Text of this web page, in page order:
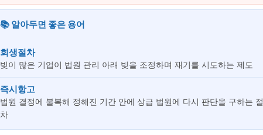
📚 알아두면 좋은 용어
회생절차
빚이 많은 기업이 법원 관리 아래 빚을 조정하며 재기를 시도하는 제도
즉시항고
법원 결정에 불복해 정해진 기간 안에 상급 법원에 다시 판단을 구하는 절
차